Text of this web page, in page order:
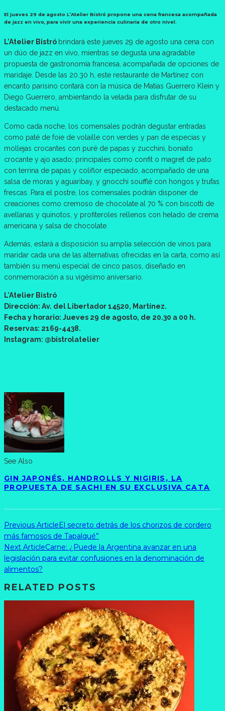
El jueves 29 de agosto L’Atelier Bistró propone una cena francesa acompañada
de jazz en vivo, para vivir una experiencia culinaria de otro nivel.
L’Atelier Bistró brindará este jueves 29 de agosto una cena con
un dúo de jazz en vivo, mientras se degusta una agradable
propuesta de gastronomía francesa, acompañada de opciones de
maridaje. Desde las 20.30 h, este restaurante de Martínez con
encanto parisino contará con la música de Matías Guerrero Klein y
Diego Guerrero, ambientando la velada para disfrutar de su
destacado menú.
Como cada noche, los comensales podrán degustar entradas
como paté de foie de volaille con verdes y pan de especias y
mollejas crocantes con puré de papas y zucchini, boniato
crocante y ajo asado; principales como confit o magret de pato
con terrina de papas y coliflor especiado, acompañado de una
salsa de moras y aguaribay, y gnocchi soufflé con hongos y trufas
frescas. Para el postre, los comensales podrán disponer de
creaciones como cremoso de chocolate al 70 % con biscotti de
avellanas y quinotos, y profiteroles rellenos con helado de crema
americana y salsa de chocolate.
Además, estará a disposición su amplia selección de vinos para
maridar cada una de las alternativas ofrecidas en la carta, como así
también su menú especial de cinco pasos, diseñado en
conmemoración a su vigésimo aniversario.
L’Atelier Bistró
Dirección: Av. del Libertador 14520, Martínez.
Fecha y horario: Jueves 29 de agosto, de 20.30 a 00 h.
Reservas: 2169-4438.
Instagram: @bistrolatelier
See Also
GIN JAPONÉS, HANDROLLS Y NIGIRIS, LA
PROPUESTA DE SACHI EN SU EXCLUSIVA CATA
Previous Article El secreto detrás de los chorizos de cordero
más famosos de Tapalqué”
Next ArticleCarne: ¿Puede la Argentina avanzar en una
legislación para evitar confusiones en la denominación de
alimentos?
RELATED POSTS